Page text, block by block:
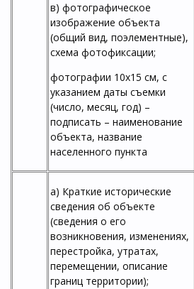
в) фотографическое
изображение объекта
(общий вид, поэлементные),
схема фотофиксации;
фотографии 10х15 см, с
указанием даты съемки
(число, месяц, год) –
подписать – наименование
объекта, название
населенного пункта
а) Краткие исторические
сведения об объекте
(сведения о его
возникновения, изменениях,
перестройка, утратах,
перемещении, описание
границ территории);